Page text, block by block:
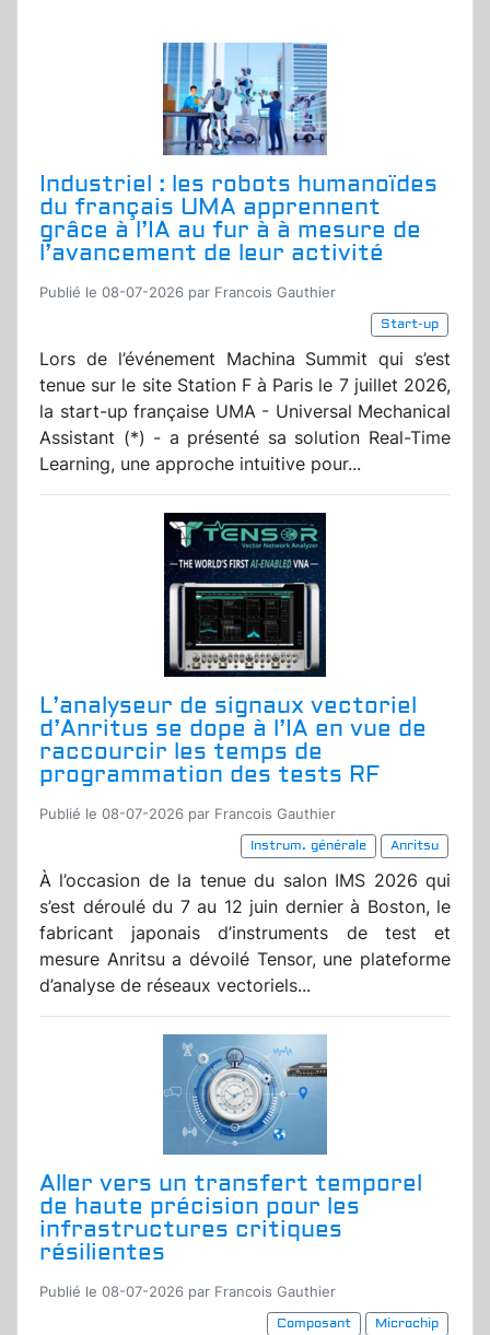
Industriel : les robots humanoïdes
du français UMA apprennent
grâce à l’IA au fur à à mesure de
l’avancement de leur activité
Publié le 08-07-2026 par Francois Gauthier
Start-up
Lors de l’événement Machina Summit qui s’est
tenue sur le site Station F à Paris le 7 juillet 2026,
la start-up française UMA - Universal Mechanical
Assistant (*) - a présenté sa solution Real-Time
Learning, une approche intuitive pour...
L’analyseur de signaux vectoriel
d’Anritus se dope à l’IA en vue de
raccourcir les temps de
programmation des tests RF
Publié le 08-07-2026 par Francois Gauthier
Instrum. générale
Anritsu
À l’occasion de la tenue du salon IMS 2026 qui
s’est déroulé du 7 au 12 juin dernier à Boston, le
fabricant japonais d’instruments de test et
mesure Anritsu a dévoilé Tensor, une plateforme
d’analyse de réseaux vectoriels...
Aller vers un transfert temporel
de haute précision pour les
infrastructures critiques
résilientes
Publié le 08-07-2026 par Francois Gauthier
Composant
Microchip